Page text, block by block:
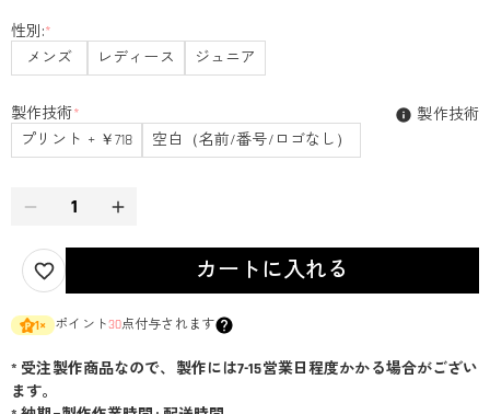
性別:*
メンズ
レディース ジュニア
製作技術*
プリント + ￥718
空白（名前/番号/ロゴなし）
製作技術
カートに入れる
1× ポイント30点付与されます
* 受注製作商品なので、製作には7-15営業日程度かかる場合がござい
ます。